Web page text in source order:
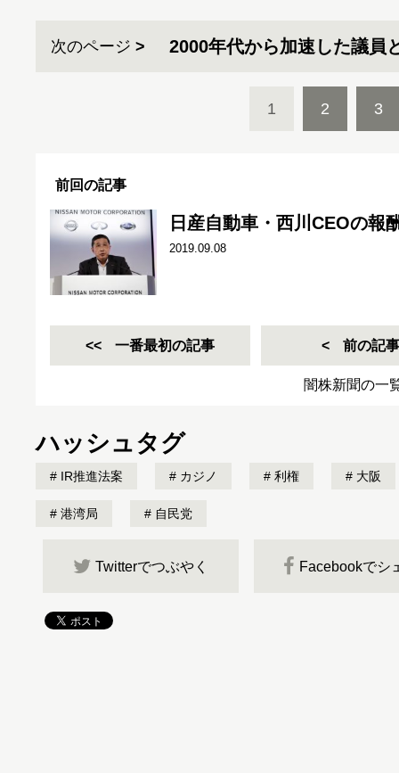
次のページ 2000年代から加速した議員
1 2 3
前回の記事
日産自動車・西川CEOの報
2019.09.08
一番最初の記事 前の記事
闇株新聞の一
ハッシュタグ
IR推進法案 カジノ 利権 大阪
港湾局 自民党
Twitterでつぶやく Facebookでシ